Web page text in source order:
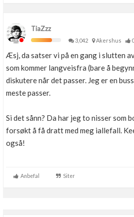
TiaZzz
3,042
Akershus 0
Æsj, da satser vi på en gang i slutten
som kommer langveisfra (bare å
diskutere når det passer. Jeg er en
meste passer.
Si det sånn? Da har jeg to nisser som
forsøkt å få dratt med meg iallefall.
også!
Anbefal Siter